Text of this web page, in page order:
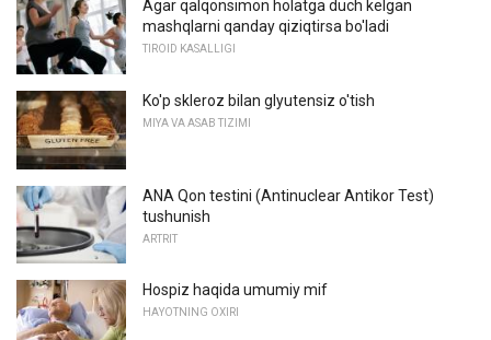
Agar qalqonsimon holatga duch kelgan
mashqlarni qanday qiziqtirsa bo'ladi
TIROID KASALLIGI
Ko'p skleroz bilan glyutensiz o'tish
MIYA VA ASAB TIZIMI
ANA Qon testini (Antinuclear Antikor Test)
tushunish
ARTRIT
Hospiz haqida umumiy mif
HAYOTNING OXIRI